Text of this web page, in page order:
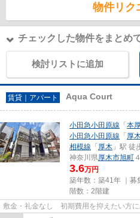
物件リク
チェックした物件をまとめ
検討リストに追加
賃貸｜アパート Aqua Court
小田急小田原線 「本
小田急小田原線 「厚
相模線 「厚木 」駅 徒
神奈川県厚木市旭町
3.6万円
築年数：築41年 ｜募
階数：2階建
敷金・礼金なし 初期費用を抑えたい方